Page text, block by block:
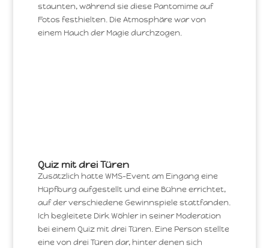
staunten, während sie diese Pantomime auf
Fotos festhielten. Die Atmosphäre war von
einem Hauch der Magie durchzogen.
Quiz mit drei Türen
Zusätzlich hatte WMS-Event am Eingang eine
Hüpfburg aufgestellt und eine Bühne errichtet,
auf der verschiedene Gewinnspiele stattfanden.
Ich begleitete Dirk Wöhler in seiner Moderation
bei einem Quiz mit drei Türen. Eine Person stellte
eine von drei Türen dar, hinter denen sich